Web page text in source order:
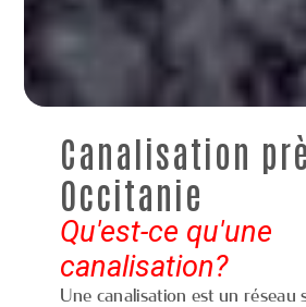
Canalisation
Occitanie
Qu'est-ce qu'une
canalisation?
Une canalisation est un réseau